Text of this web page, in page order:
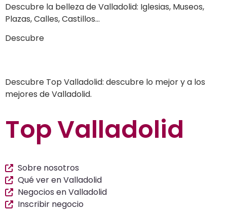
Descubre la belleza de Valladolid: Iglesias, Museos,
Plazas, Calles, Castillos…
Descubre
Descubre Top Valladolid: descubre lo mejor y a los
mejores de Valladolid.
Top Valladolid
Sobre nosotros
Qué ver en Valladolid
Negocios en Valladolid
Inscribir negocio